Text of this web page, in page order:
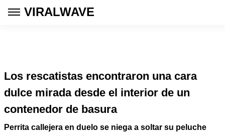
VIRALWAVE
Los rescatistas encontraron una cara
dulce mirada desde el interior de un
contenedor de basura
Perrita callejera en duelo se niega a soltar su peluche